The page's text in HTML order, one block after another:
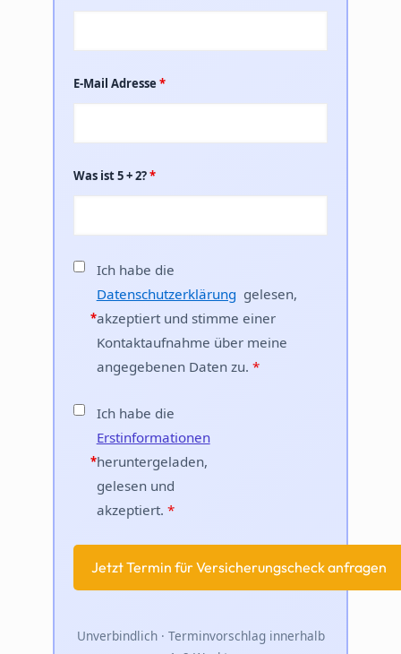
E-Mail Adresse *
Was ist 5 + 2?*
*
Ich habe die
Datenschutzerklärung gelesen,
akzeptiert und stimme einer
Kontaktaufnahme über meine
angegebenen Daten zu. *
*
Ich habe die
Erstinformationen
heruntergeladen,
gelesen und
akzeptiert. *
Unverbindlich · Terminvorschlag innerhalb